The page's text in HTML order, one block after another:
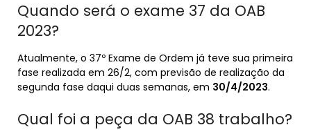
Quando será o exame 37 da OAB
2023?
Atualmente, o 37º Exame de Ordem já teve sua primeira
fase realizada em 26/2, com previsão de realização da
segunda fase daqui duas semanas, em 30/4/2023.
Qual foi a peça da OAB 38 trabalho?